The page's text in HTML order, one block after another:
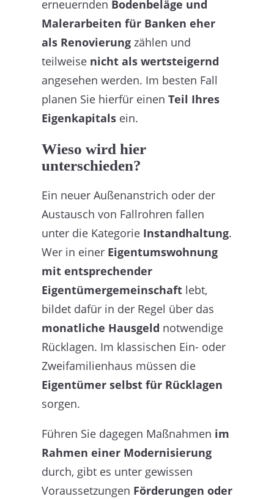
erneuernden Bodenbeläge und
Malerarbeiten für Banken eher
als Renovierung zählen und
teilweise nicht als wertsteigernd
angesehen werden. Im besten Fall
planen Sie hierfür einen Teil Ihres
Eigenkapitals ein.
Wieso wird hier
unterschieden?
Ein neuer Außenanstrich oder der
Austausch von Fallrohren fallen
unter die Kategorie Instandhaltung.
Wer in einer Eigentumswohnung
mit entsprechender
Eigentümergemeinschaft lebt,
bildet dafür in der Regel über das
monatliche Hausgeld notwendige
Rücklagen. Im klassischen Ein- oder
Zweifamilienhaus müssen die
Eigentümer selbst für Rücklagen
sorgen.
Führen Sie dagegen Maßnahmen im
Rahmen einer Modernisierung
durch, gibt es unter gewissen
Voraussetzungen Förderungen oder